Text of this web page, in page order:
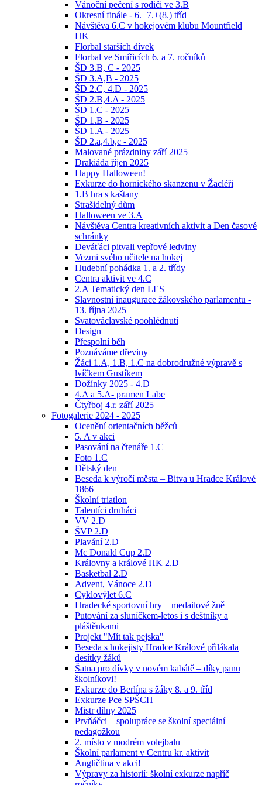
Vánoční pečení s rodiči ve 3.B
Okresní finále - 6.+7.+(8.) tříd
Návštěva 6.C v hokejovém klubu Mountfield
HK
Florbal starších dívek
Florbal ve Smiřicích 6. a 7. ročníků
ŠD 3.B, C - 2025
ŠD 3.A,B - 2025
ŠD 2.C, 4.D - 2025
ŠD 2.B,4.A - 2025
ŠD 1.C - 2025
ŠD 1.B - 2025
ŠD 1.A - 2025
ŠD 2.a,4.b,c - 2025
Malované prázdniny září 2025
Drakiáda říjen 2025
Happy Halloween!
Exkurze do hornického skanzenu v Žacléři
1.B hra s kaštany
Strašidelný dům
Halloween ve 3.A
Návštěva Centra kreativních aktivit a Den časové
schránky
Deváťáci pitvali vepřové ledviny
Vezmi svého učitele na hokej
Hudební pohádka 1. a 2. třídy
Centra aktivit ve 4.C
2.A Tematický den LES
Slavnostní inaugurace žákovského parlamentu -
13. října 2025
Svatováclavské poohlédnutí
Design
Přespolní běh
Poznáváme dřeviny
Žáci 1.A, 1.B, 1.C na dobrodružné výpravě s
lvíčkem Gustíkem
Dožínky 2025 - 4.D
4.A a 5.A- pramen Labe
Čtyřboj 4.r. září 2025
Fotogalerie 2024 - 2025
Ocenění orientačních běžců
5. A v akci
Pasování na čtenáře 1.C
Foto 1.C
Dětský den
Beseda k výročí města – Bitva u Hradce Králové
1866
Školní triatlon
Talentíci druháci
VV 2.D
ŠVP 2.D
Plavání 2.D
Mc Donald Cup 2.D
Královny a králové HK 2.D
Basketbal 2.D
Advent, Vánoce 2.D
Cyklovýlet 6.C
Hradecké sportovní hry – medailové žně
Putování za sluníčkem-letos i s deštníky a
pláštěnkami
Projekt "Mít tak pejska"
Beseda s hokejisty Hradce Králové přilákala
desítky žáků
Šatna pro dívky v novém kabátě – díky panu
školníkovi!
Exkurze do Berlína s žáky 8. a 9. tříd
Exkurze Pce SPŠCH
Mistr dílny 2025
Prvňáčci – spolupráce se školní speciální
pedagožkou
2. místo v modrém volejbalu
Školní parlament v Centru kr. aktivit
Angličtina v akci!
Výpravy za historií: školní exkurze napříč